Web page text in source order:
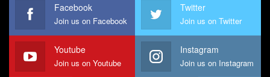
Facebook
Join us on Facebook
Twitter
Join us on Twitter
Youtube
Join us on Youtube
Instagram
Join us on Instagram